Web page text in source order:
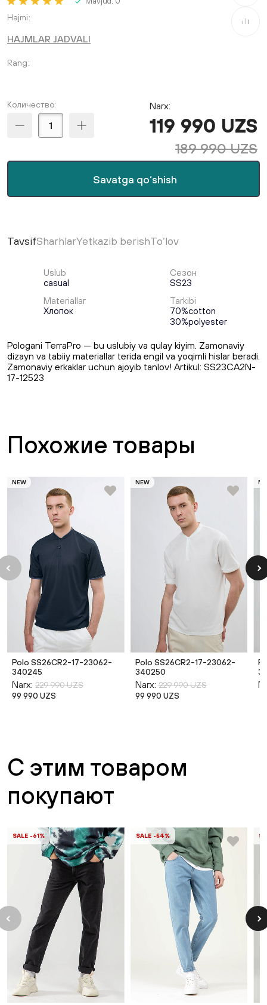
Hajmi
HAJMLAR JADVALI
Rang
Количество:
Savatga qo‘shish
Narx:
119 990 UZS
189 990 UZS
TavsifSharhlarYetkazib berishTo‘lov
Uslub
casual
Сезон
SS23
Materiallar
Хлопок
Tarkibi
70%cotton
30%polyester
Pologani TerraPro — bu uslubiy va qulay kiyim. Zamonaviy
dizayn va tabiiy materiallar terida engil va yoqimli hislar beradi.
Zamonaviy erkaklar uchun ajoyib tanlov! Artikul: SS23CA2N-
17-12523
Похожие товары
NEW
Polo SS26CR2-17-23062-
340245
Narx: 229 990 UZS
99 990 UZS
NEW
Polo SS26CR2-17-23062-
340250
Narx: 229 990 UZS
99 990 UZS
С этим товаром
покупают
SALE -61% SALE -54%